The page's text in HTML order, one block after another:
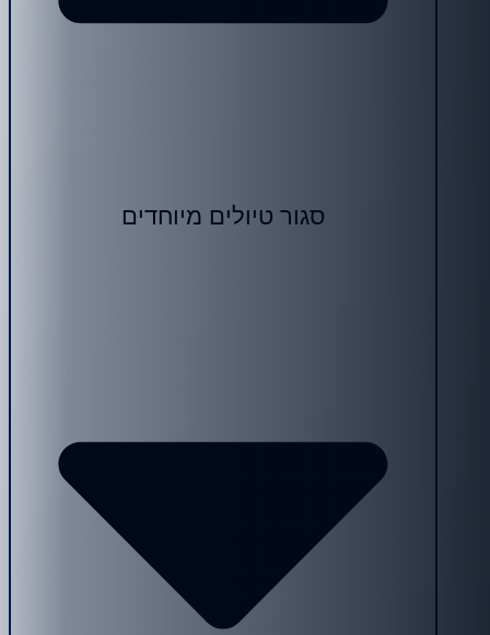
סגור טיולים מיוחדים